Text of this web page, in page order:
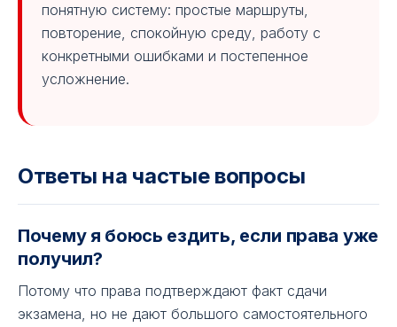
понятную систему: простые маршруты,
повторение, спокойную среду, работу с
конкретными ошибками и постепенное
усложнение.
Ответы на частые вопросы
Почему я боюсь ездить, если права уже
получил?
Потому что права подтверждают факт сдачи
экзамена, но не дают большого самостоятельного